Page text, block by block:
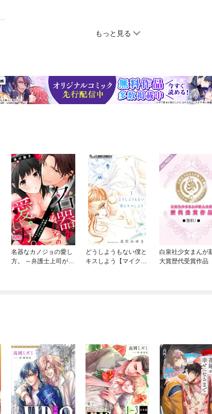
もっと見る
名器なカノジョの愛し
方。 ～弁護士上司が私
どうしようもない僕と
キスしよう【マイク
白泉社少女まんが
大賞歴代受賞作品